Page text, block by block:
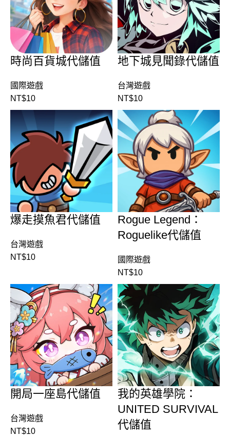
時尚百貨城代儲值
國際遊戲
NT$10
地下城見聞錄代儲值
台灣遊戲
NT$10
爆走摸魚君代儲值
台灣遊戲
NT$10
Rogue Legend：
Roguelike代儲值
國際遊戲
NT$10
開局一座島代儲值
台灣遊戲
NT$10
我的英雄學院：
UNITED SURVIVAL
代儲值